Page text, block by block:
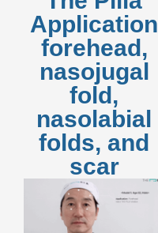
Application
forehead,
nasojugal
fold,
nasolabial
folds, and
scar